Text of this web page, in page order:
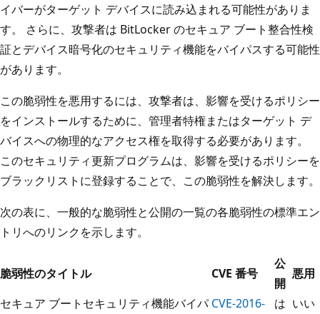
イバーがターゲット デバイスに読み込まれる可能性がありま
す。 さらに、攻撃者は BitLocker のセキュア ブート整合性検
証とデバイス暗号化のセキュリティ機能をバイパスする可能性
があります。
この脆弱性を悪用するには、攻撃者は、影響を受けるポリシー
をインストールするために、管理者特権またはターゲット デ
バイスへの物理的なアクセス権を取得する必要があります。
このセキュリティ更新プログラムは、影響を受けるポリシーを
ブラックリストに登録することで、この脆弱性を解決します。
次の表に、一般的な脆弱性と公開の一覧の各脆弱性の標準エン
トリへのリンクを示します。
脆弱性のタイトル CVE 番号
公
開
悪用
セキュア ブートセキュリティ機能バイパ CVE-2016-
は いい